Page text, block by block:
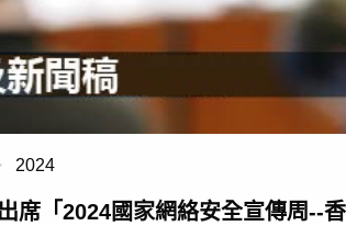
2024
席「2024國家網絡安全宣傳周--